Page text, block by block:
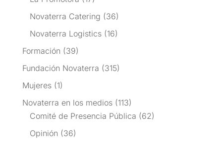
Novaterra Catering (36)
Novaterra Logistics(16)
Formación (39)
Fundación Novaterra (315)
Mujeres(1)
Novaterra en los medios(113)
Comité de Presencia Pública (62)
Opinión (36)